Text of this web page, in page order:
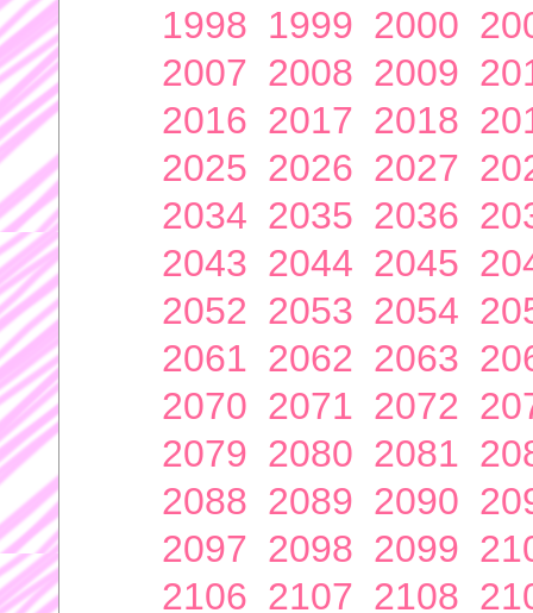
1998 1999 2000
2007 2008 2009
2016 2017 2018
2025 2026 2027
2034 2035 2036
2043 2044 2045
2052 2053 2054
2061 2062 2063
2070 2071 2072
2079 2080 2081
2088 2089 2090
2097 2098 2099
2106 2107 2108